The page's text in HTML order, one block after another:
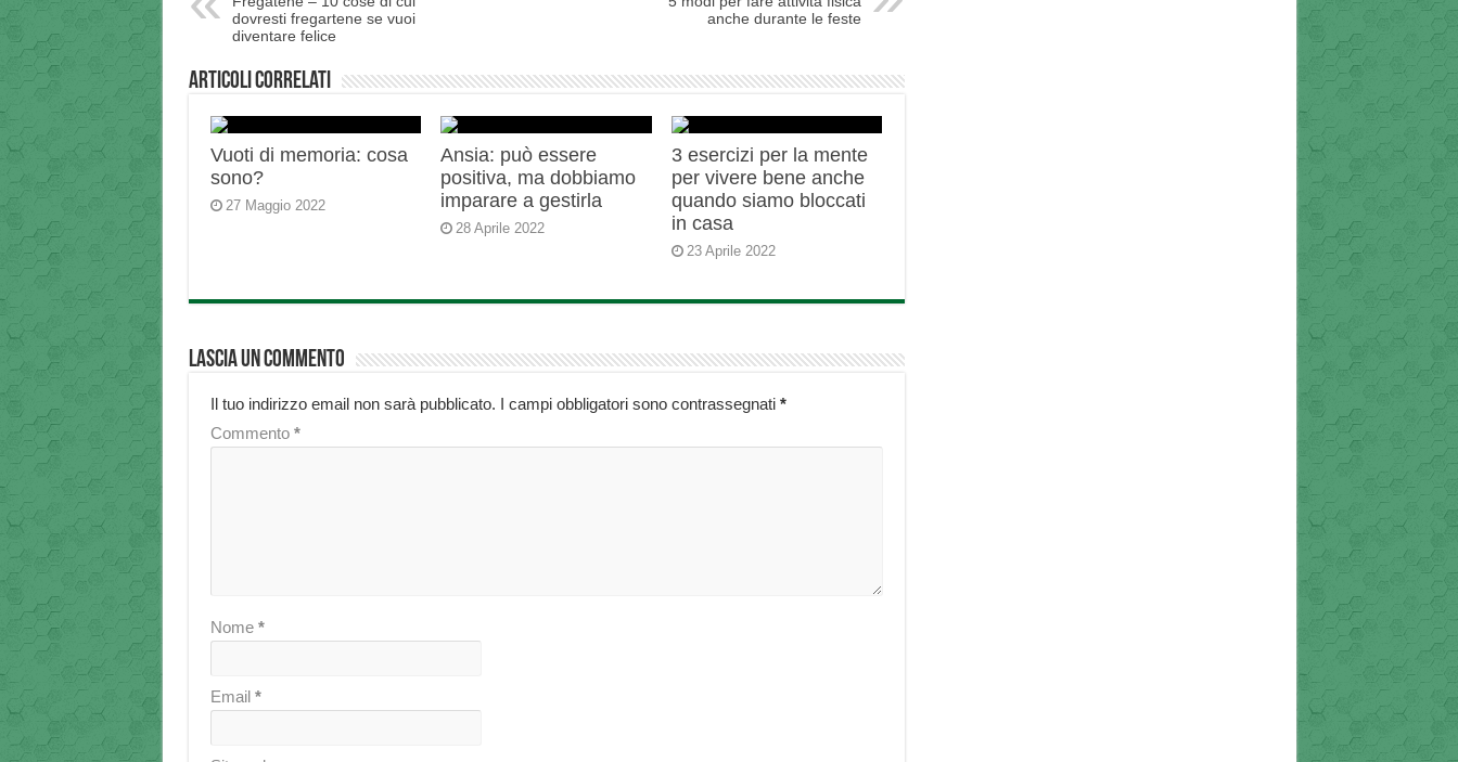
dovresti fregartene se vuoi
diventare felice
anche durante le feste
Articoli correlati
Vuoti di memoria: cosa
sono?
27 Maggio 2022
Ansia: può essere
positiva, ma dobbiamo
imparare a gestirla
28 Aprile 2022
3 esercizi per la mente
per vivere bene anche
quando siamo bloccati
in casa
23 Aprile 2022
Lascia un commento
Il tuo indirizzo email non sarà pubblicato. I campi obbligatori sono contrassegnati *
Commento *
Nome *
Email *